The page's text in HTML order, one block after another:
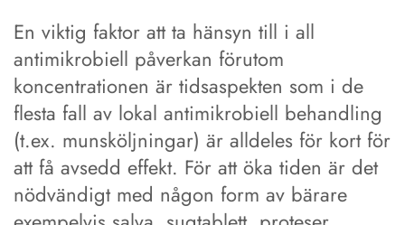
En viktig faktor att ta hänsyn till i all
antimikrobiell påverkan förutom
koncentrationen är tidsaspekten som i de
flesta fall av lokal antimikrobiell behandling
(t.ex. munsköljningar) är alldeles för kort för
att få avsedd effekt. För att öka tiden är det
nödvändigt med någon form av bärare